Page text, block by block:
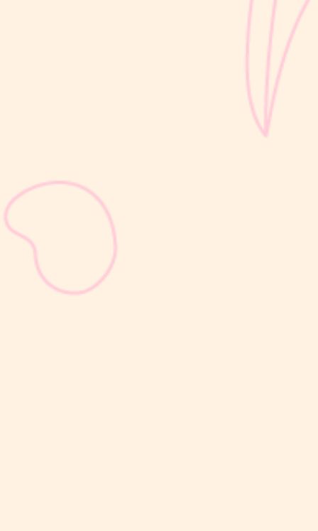
Masa nifas adalah periode pemulihan tubuh setelah melahirkan
yang dimulai sejak bayi lahir hingga organ reproduksi kembali